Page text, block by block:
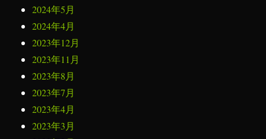
2024年5月
2024年4月
2023年12月
2023年11月
2023年8月
2023年7月
2023年4月
2023年3月